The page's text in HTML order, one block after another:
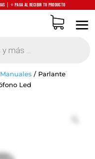
| ⭐ Paga al recibir tu producto
/ Parlante
Led